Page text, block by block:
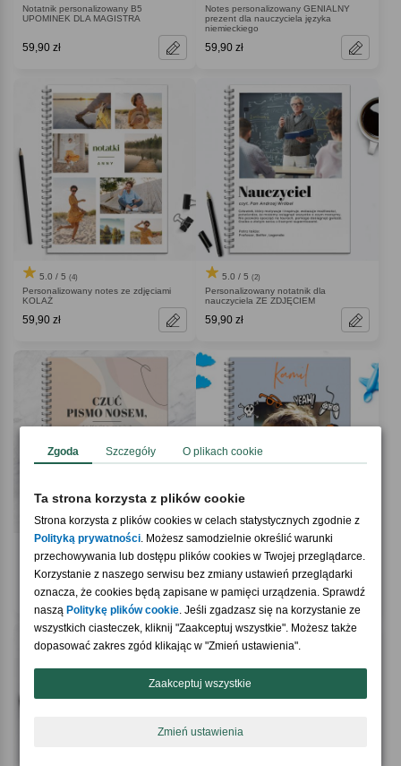
Notatnik personalizowany B5
UPOMINEK DLA MAGISTRA
59,90 zł
Notes personalizowany GENIALNY
prezent dla nauczyciela języka
niemieckiego
59,90 zł
5.0 / 5 (4)
Personalizowany notes ze zdjęciami
KOLAŻ
59,90 zł
5.0 / 5 (2)
Personalizowany notatnik dla
nauczyciela ZE ZDJĘCIEM
59,90 zł
Personalizowany notes CZUĆ PISMO
NOSEM upominek na urodziny
59,90 zł
Notes dla chłopca COOL
59,90 zł
Zgoda Szczegóły O plikach cookie
Ta strona korzysta z plików cookie
Strona korzysta z plików cookies w celach statystycznych zgodnie z
Polityką prywatności. Możesz samodzielnie określić warunki
przechowywania lub dostępu plików cookies w Twojej przeglądarce.
Korzystanie z naszego serwisu bez zmiany ustawień przeglądarki
oznacza, że cookies będą zapisane w pamięci urządzenia. Sprawdź
naszą Politykę plików cookie. Jeśli zgadzasz się na korzystanie ze
wszystkich ciasteczek, kliknij "Zaakceptuj wszystkie". Możesz także
dopasować zakres zgód klikając w "Zmień ustawienia".
Zaakceptuj wszystkie
Zmień ustawienia